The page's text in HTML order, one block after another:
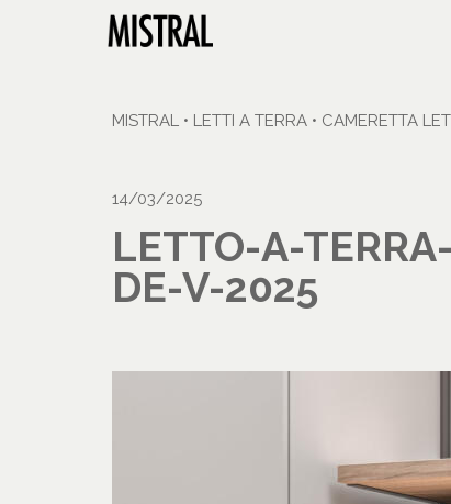
MISTRAL • LETTI A TERRA • CAMERETTA
14/03/2025
LETTO-A-
DE-V-2025